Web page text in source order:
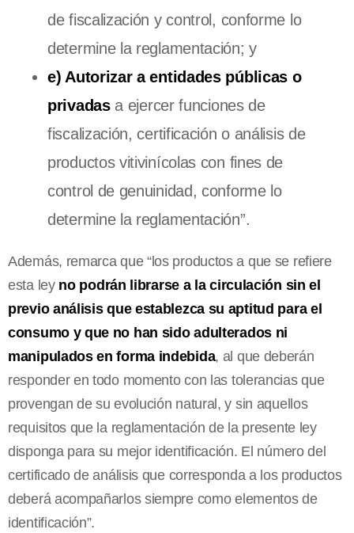
de fiscalización y control, conforme lo
determine la reglamentación; y
e) Autorizar a entidades públicas o
privadasa ejercer funciones de
fiscalización, certificación o análisis de
productos vitivinícolas con fines de
control de genuinidad, conforme lo
determine la reglamentación”.
Además, remarca que “los productos a que se refiere
esta ley no podrán librarse a la circulación sin el
previo análisis que establezca su aptitud para el
consumo y que no han sido adulterados ni
manipulados en forma indebida, al que deberán
responder en todo momento con las tolerancias que
provengan de su evolución natural, y sin aquellos
requisitos que la reglamentación de la presente ley
disponga para su mejor identificación. El número del
certificado de análisis que corresponda a los productos
deberá acompañarlos siempre como elementos de
identificación”.